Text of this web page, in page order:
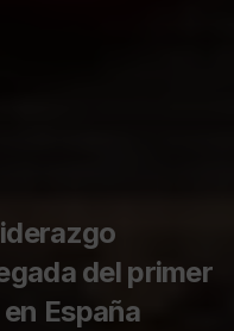
del primer
España